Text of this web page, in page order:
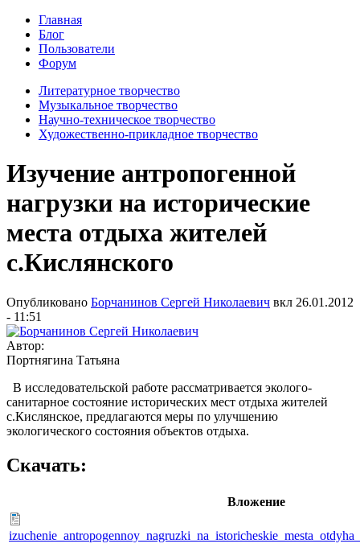
Главная
Блог
Пользователи
Форум
Литературное творчество
Музыкальное творчество
Научно-техническое творчество
Художественно-прикладное творчество
Изучение антропогенной
нагрузки на исторические
места отдыха жителей
с.Кислянского
Опубликовано Борчанинов Сергей Николаевич вкл 26.01.2012
- 11:51
Автор:
Портнягина Татьяна
В исследовательской работе рассматривается эколого-
санитарное состояние исторических мест отдыха жителей
с.Кислянское, предлагаются меры по улучшению
экологического состояния объектов отдыха.
Скачать:
Вложение